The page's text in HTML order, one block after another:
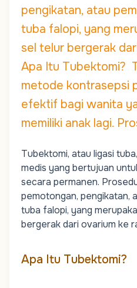
pengikatan, atau
tuba falopi, yang
sel telur bergerak
Apa Itu Tubektomi?
metode kontrasepsi
efektif bagi wanita
memiliki anak lagi.
Tubektomi, atau ligasi
medis yang bertujuan
secara permanen.
pemotongan, pengikatan,
tuba falopi, yang
bergerak dari ovarium ke
Apa Itu Tubektomi?